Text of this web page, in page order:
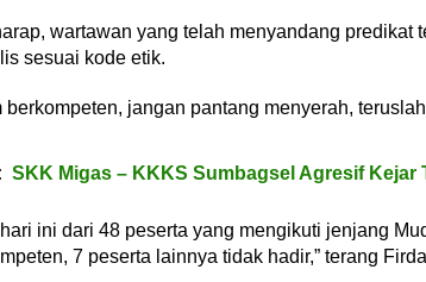
wartawan yang telah menyandang predikat
sesuai kode etik.
berkompeten, jangan pantang menyerah,
SKK Migas – KKKS Sumbagsel Agresif
ini dari 48 peserta yang mengikuti jenjang
7 peserta lainnya tidak hadir,” terang